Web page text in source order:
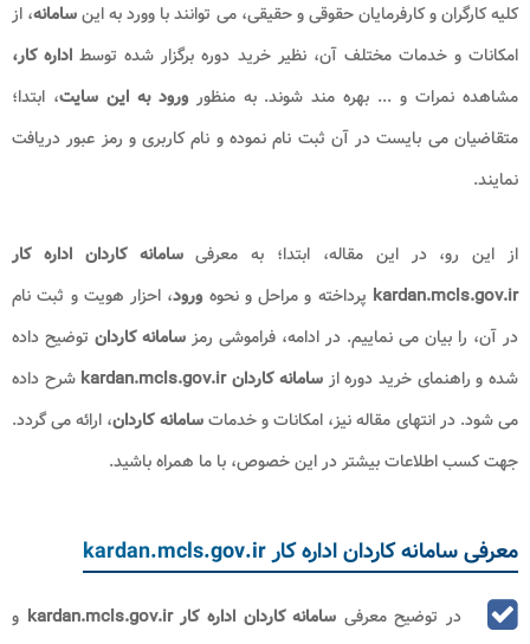
کلیه کارگران و کارفرمایان حقوقی و حقیقی، می توانند با وورد به اینسامانه، از
امکانات و خدمات مختلف آن، نظیر خرید دوره برگزار شده توسطاداره کار،
مشاهده نمرات و ... بهره مند شوند. به منظور ورود به این سایت، ابتدا؛
متقاضیان می بایست در آن ثبت نام نموده و نام کاربری و رمز عبور دریافت
نمایند.
از این رو، در این مقاله، ابتدا؛ به معرفیسامانه کاردان اداره کار
kardan.mcls.gov.ir پرداخته و مراحل و نحوه ورود، احزار هویت و ثبت نام
در آن، را بیان می نماییم. در ادامه، فراموشی رمز سامانه کاردان توضیح داده
شده و راهنمای خرید دوره ازسامانه کاردان kardan.mcls.gov.ir شرح داده
می شود. در انتهای مقاله نیز، امکانات و خدماتسامانه کاردان، ارائه می گردد.
جهت کسب اطلاعات بیشتر در این خصوص، با ما همراه باشید.
معرفی سامانه کاردان اداره کار kardan.mcls.gov.ir
در توضیح معرفی سامانه کاردان اداره کار kardan.mcls.gov.ir
و